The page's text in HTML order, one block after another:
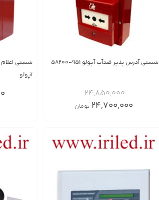
شستی آدرس پذیر ضدآب آپولو 951-58200
24,850,000
24,700,000 تومان
شستی
آپولو